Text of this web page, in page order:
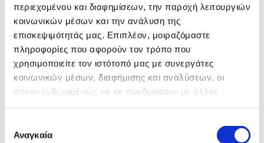
περιεχομένου και διαφημίσεων, την παροχή λειτουργιών
κοινωνικών μέσων και την ανάλυση της
επισκεψιμότητάς μας. Επιπλέον, μοιραζόμαστε
πληροφορίες που αφορούν τον τρόπο που
χρησιμοποιείτε τον ιστότοπό μας με συνεργάτες
κοινωνικών μέσων, διαφήμισης και αναλύσεων, οι
οποίοι ενδεχομένως να τις συνδυάσουν με άλλες
των υπηρεσιών τους.
συγκατάθεσης
Αναγκαία